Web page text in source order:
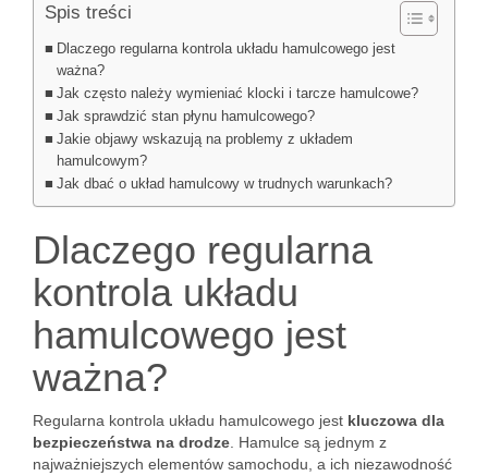
Spis treści
Dlaczego regularna kontrola układu hamulcowego jest
ważna?
Jak często należy wymieniać klocki i tarcze hamulcowe?
Jak sprawdzić stan płynu hamulcowego?
Jakie objawy wskazują na problemy z układem
hamulcowym?
Jak dbać o układ hamulcowy w trudnych warunkach?
Dlaczego regularna
kontrola układu
hamulcowego jest
ważna?
Regularna kontrola układu hamulcowego jest kluczowa dla
bezpieczeństwa na drodze . Hamulce są jednym z
najważniejszych elementów samochodu, a ich niezawodność